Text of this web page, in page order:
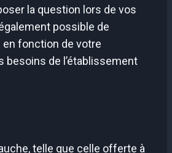
la question lors de vos
possible de
en fonction de votre
besoins de l’établissement
telle que celle offerte à